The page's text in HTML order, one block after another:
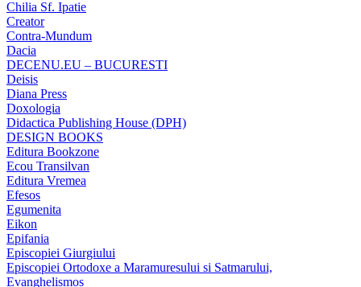
Chilia Sf. Ipatie
Creator
Contra-Mundum
Dacia
DECENU.EU – BUCURESTI
Deisis
Diana Press
Doxologia
Didactica Publishing House (DPH)
DESIGN BOOKS
Editura Bookzone
Ecou Transilvan
Editura Vremea
Efesos
Egumenita
Eikon
Epifania
Episcopiei Giurgiului
Episcopiei Ortodoxe a Maramuresului si Satmarului,
Evanghelismos